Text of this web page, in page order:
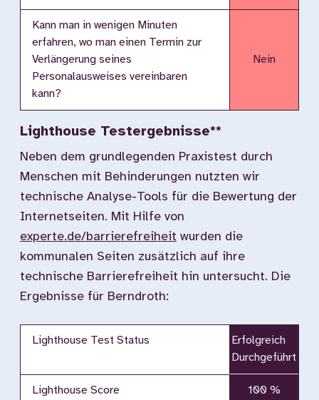
Kann man in wenigen Minuten
erfahren, wo man einen Termin zur
Verlängerung seines
Personalausweises vereinbaren
kann?
Nein
Lighthouse Testergebnisse**
Neben dem grundlegenden Praxistest durch
Menschen mit Behinderungen nutzten wir
technische Analyse-Tools für die Bewertung der
Internetseiten. Mit Hilfe von
experte.de/barrierefreiheit wurden die
kommunalen Seiten zusätzlich auf ihre
technische Barrierefreiheit hin untersucht. Die
Ergebnisse für Berndroth:
Lighthouse Test Status
Erfolgreich
Durchgeführt
Lighthouse Score 100 %